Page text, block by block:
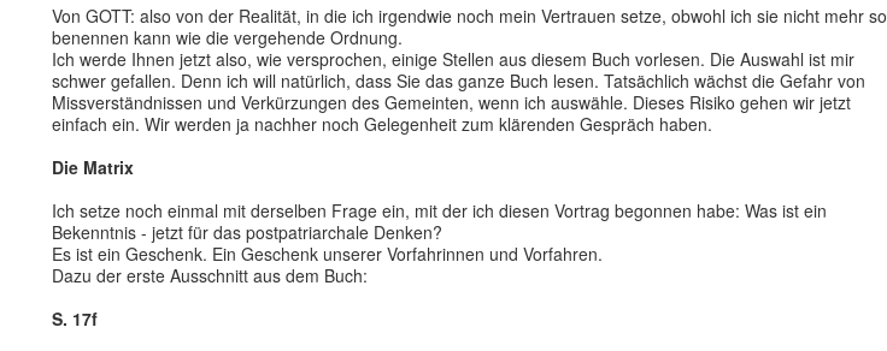
Von GOTT: also von der Realität, in die ich irgendwie noch mein Vertrauen setze, obwohl ich sie nicht mehr so
benennen kann wie die vergehende Ordnung.
Ich werde Ihnen jetzt also, wie versprochen, einige Stellen aus diesem Buch vorlesen. Die Auswahl ist mir
schwer gefallen. Denn ich will natürlich, dass Sie das ganze Buch lesen. Tatsächlich wächst die Gefahr von
Missverständnissen und Verkürzungen des Gemeinten, wenn ich auswähle. Dieses Risiko gehen wir jetzt
einfach ein. Wir werden ja nachher noch Gelegenheit zum klärenden Gespräch haben.
Die Matrix
Ich setze noch einmal mit derselben Frage ein, mit der ich diesen Vortrag begonnen habe: Was ist ein
Bekenntnis - jetzt für das postpatriarchale Denken?
Es ist ein Geschenk. Ein Geschenk unserer Vorfahrinnen und Vorfahren.
Dazu der erste Ausschnitt aus dem Buch:
S. 17f